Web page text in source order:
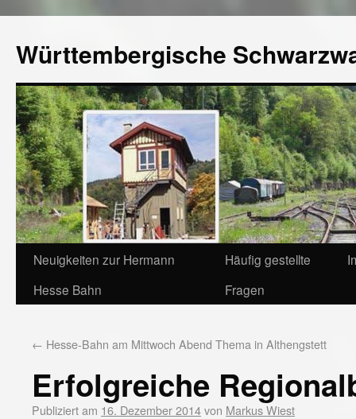
Württembergische
Neuigkeiten zur Hermann
Hesse Bahn
Häufig gestellte
Fragen
← Hesse-Bahn am Mittwoch Abend Thema in Althengstett
Erfolgreiche
Publiziert am 16. Dezember 2014von Markus Wiest